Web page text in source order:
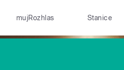
mujRozhlas Stanice